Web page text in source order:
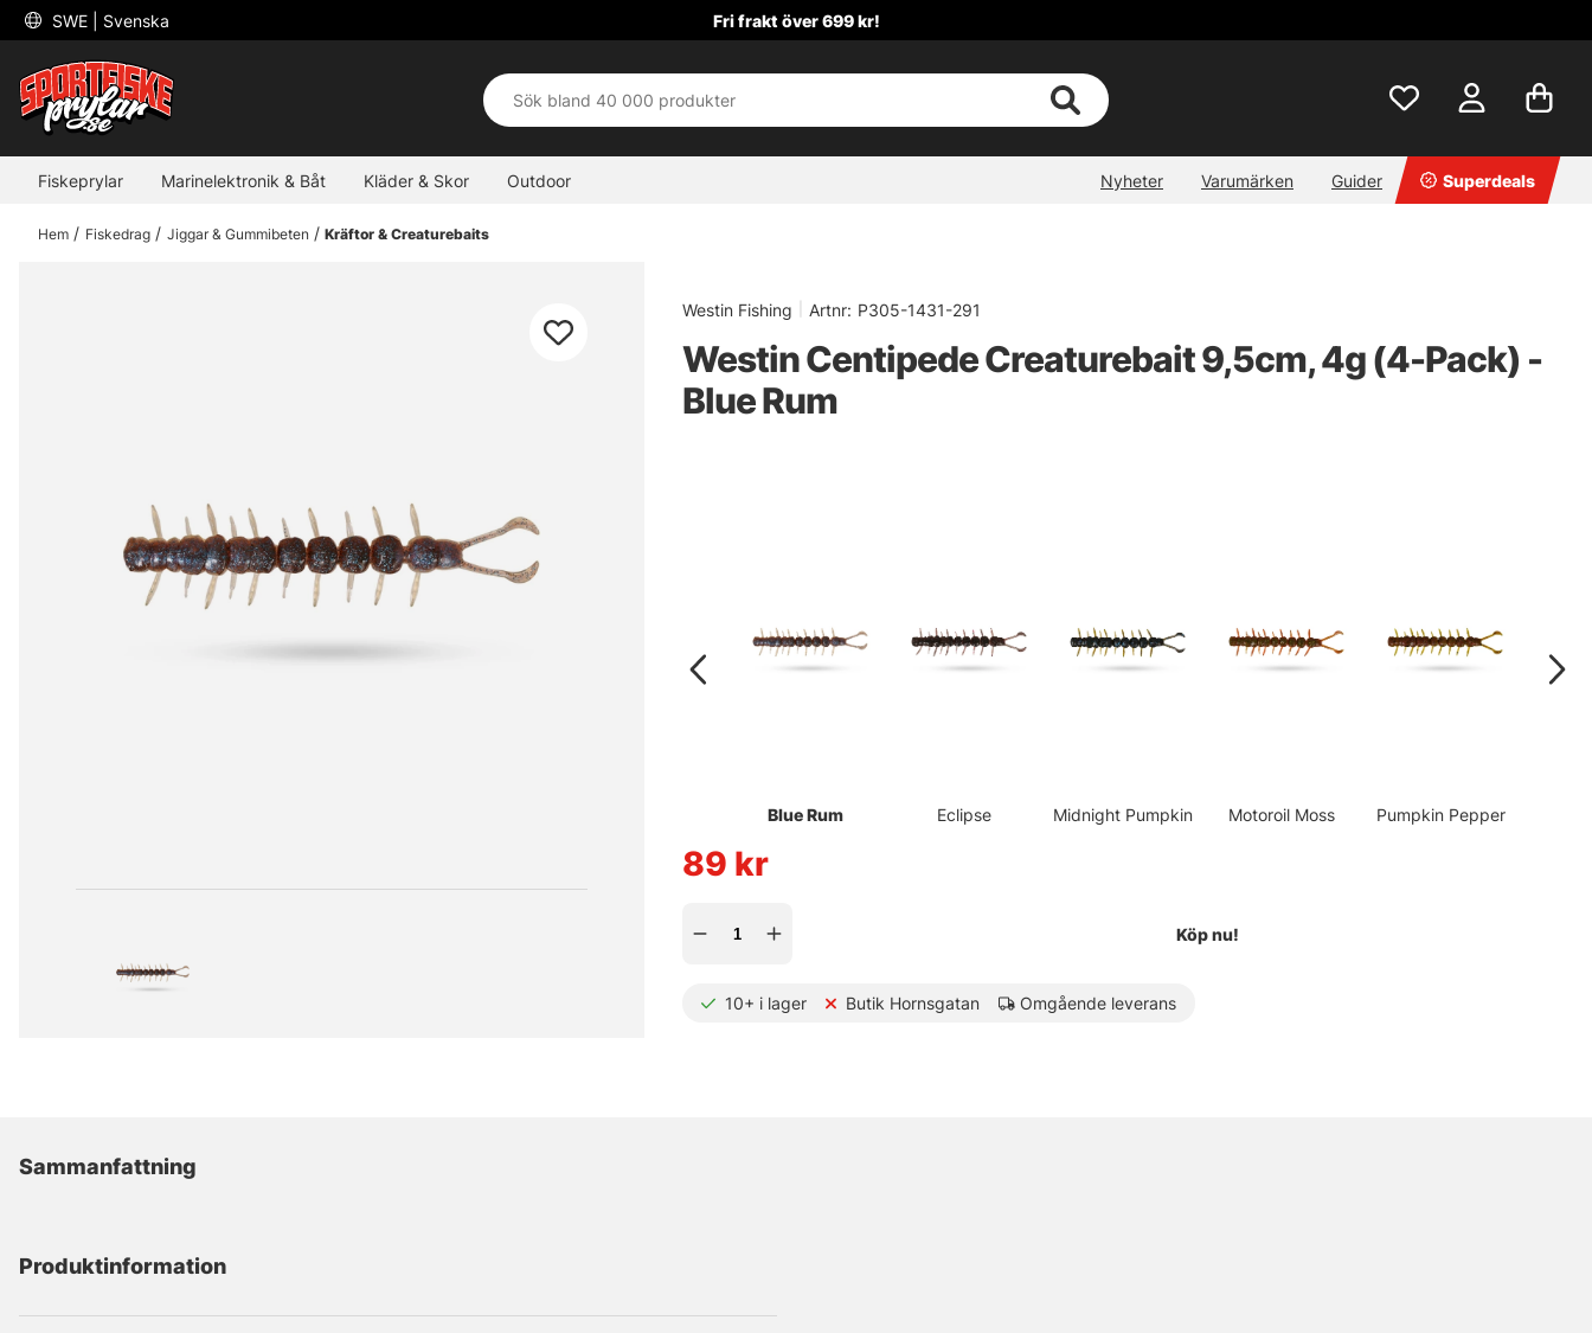
SWE | Svenska Fri frakt över 699 kr!
Fiskeprylar Marinelektronik & Båt Kläder & Skor Outdoor Nyheter Varumärken Guider Superdeals
Hem Fiskedrag Jiggar & Gummibeten Kräftor & Creaturebaits
Westin Fishing Artnr: P305-1431-291
Westin Centipede Creaturebait 9,5cm, 4g (4-Pack) -
Blue Rum
Blue Rum Eclipse Midnight Pumpkin Motoroil Moss Pumpkin Pepper
89 kr
Köp nu!
10+ i lager Butik Hornsgatan Omgående leverans
Sammanfattning
Produktinformation